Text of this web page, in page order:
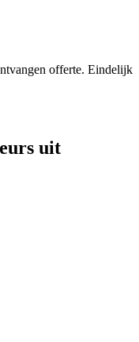
offerte. Eindelijk
uit